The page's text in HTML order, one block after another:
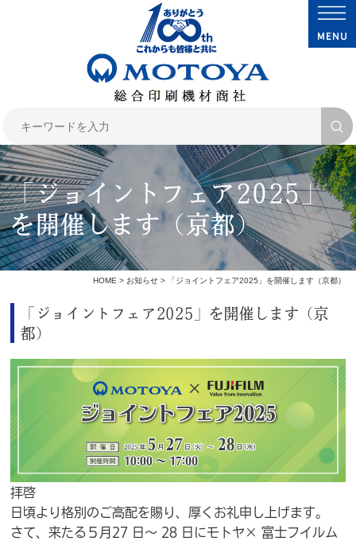
「ジョイントフェア2025」
を開催します（京都）
HOME> お知らせ> 「ジョイントフェア2025」を開催します（京都）
「ジョイントフェア2025」を開催します（京
都）
拝啓
日頃より格別のご高配を賜り、厚くお礼申し上げます。
さて、来たる５月27 日～ 28 日にモトヤ× 富士フイルム